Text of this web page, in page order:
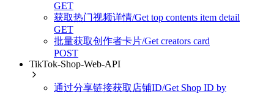
GET
获取热门视频详情/Get top contents item detail
GET
批量获取创作者卡片/Get creators card
POST
TikTok-Shop-Web-API
通过分享链接获取店铺ID/Get Shop ID by